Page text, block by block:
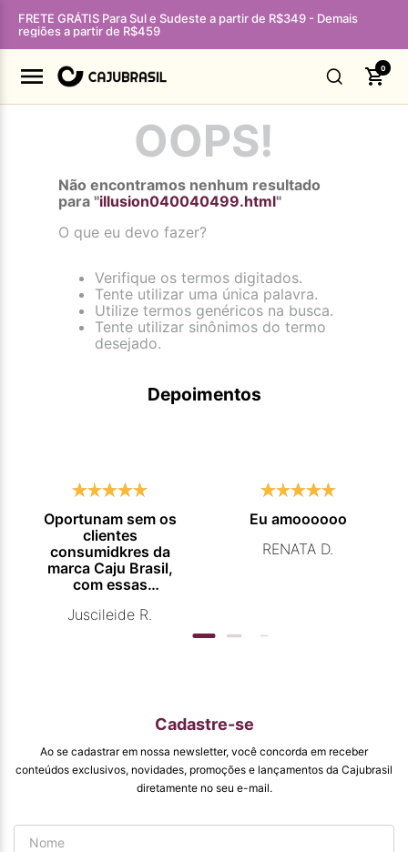
FRETE GRÁTIS Para Sul e Sudeste a partir de R$349 - Demais
regiões a partir de R$459
0
OOPS!
Não encontramos nenhum resultado
para "illusion040040499.html"
O que eu devo fazer?
Verifique os termos digitados.
Tente utilizar uma única palavra.
Utilize termos genéricos na busca.
Tente utilizar sinônimos do termo
desejado.
Depoimentos
Oportunam sem os
clientes
consumidkres da
marca Caju Brasil,
com essas
promocionais de
qualidade que vcs
entregam. Parabéns
#
pormaiscampanhaspromorcionais.
Juscileide R.
Eu amoooooo
RENATA D.
Cadastre-se
Ao se cadastrar em nossa newsletter, você concorda em receber
conteúdos exclusivos, novidades, promoções e lançamentos da Cajubrasil
diretamente no seu e-mail.